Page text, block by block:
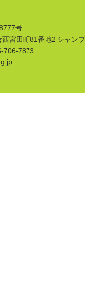
号
宮田町81番地2 シャン
706-7873